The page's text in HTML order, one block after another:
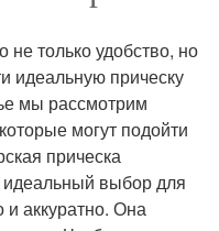
волосы
Короткий боб
только удобство, но
идеальную прическу
мы рассмотрим
могут подойти
прическа
идеальный выбор для
и аккуратно. Она